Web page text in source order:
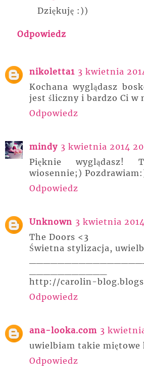
Dziękuję :))
Odpowiedz
nikoletta1 3 kwietnia
Kochana wyglądasz
jest śliczny i bardzo Ci w
Odpowiedz
mindy 3 kwietnia 2014
Pięknie wyglądasz!
wiosennie;)
Odpowiedz
Unknown 3 kwietnia
The Doors <3
Świetna stylizacja,
http://carolin-
Odpowiedz
ana-looka.com 3
uwielbiam takie
Odpowiedz